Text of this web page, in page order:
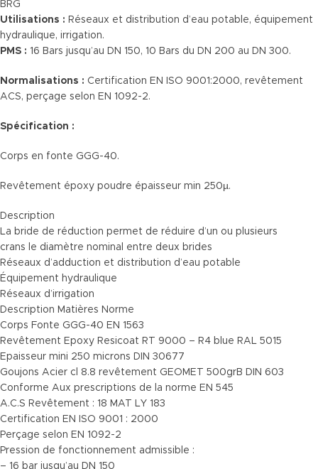
BRG
Utilisations : Réseaux et distribution d’eau potable, équipement
hydraulique, irrigation.
PMS : 16 Bars jusqu’au DN 150, 10 Bars du DN 200 au DN 300.
Normalisations : Certification EN ISO 9001:2000, revêtement
ACS, perçage selon EN 1092-2.
Spécification :
Corps en fonte GGG-40.
Revêtement époxy poudre épaisseur min 250µ.
Description
La bride de réduction permet de réduire d’un ou plusieurs
crans le diamètre nominal entre deux brides
Réseaux d’adduction et distribution d’eau potable
Équipement hydraulique
Réseaux d’irrigation
Description Matières Norme
Corps Fonte GGG-40 EN 1563
Revêtement Epoxy Resicoat RT 9000 – R4 blue RAL 5015
Epaisseur mini 250 microns DIN 30677
Goujons Acier cl 8.8 revêtement GEOMET 500grB DIN 603
Conforme Aux prescriptions de la norme EN 545
A.C.S Revêtement : 18 MAT LY 183
Certification EN ISO 9001 : 2000
Perçage selon EN 1092-2
Pression de fonctionnement admissible :
– 16 bar jusqu’au DN 150